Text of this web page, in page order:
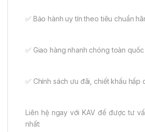
✅ Bảo hành uy tín theo tiêu chuẩn
✅ Giao hàng nhanh chóng toàn quốc
✅ Chính sách ưu đãi, chiết khấu hấp
Liên hệ ngay với KAV để được tư
nhất: